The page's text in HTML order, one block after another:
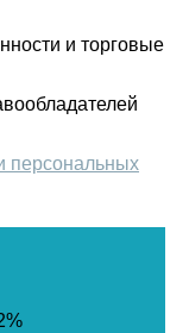
и торговые
персональных